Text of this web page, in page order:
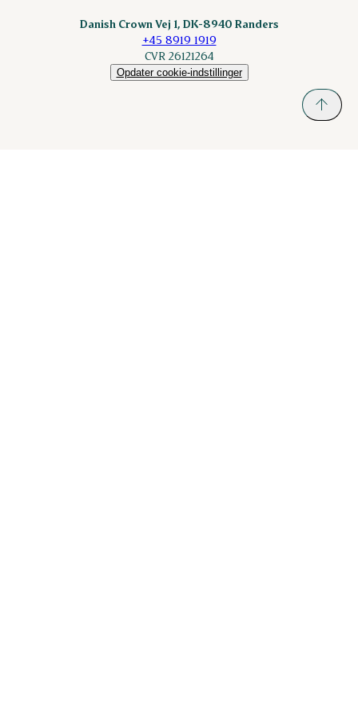
Danish Crown Vej 1, DK-8940 Randers
+45 8919 1919
CVR 26121264
Opdater cookie-indstillinger